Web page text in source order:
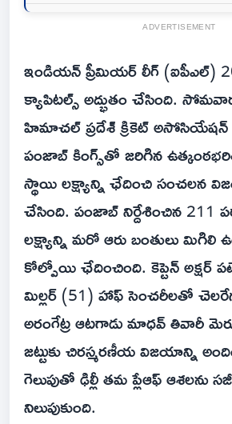
ADVERTISEMENT
ఇండియన్ ప్రీమియర్ లీగ్ (ఐపీఎల్)
క్యాపిటల్స్ అద్భుతం చేసింది.
హిమాచల్ ప్రదేశ్ క్రికెట్
పంజాబ్ కింగ్స్‌తో జరిగిన
స్థాయి లక్ష్యాన్ని ఛేదించి సంచలన
చేసింది. పంజాబ్ నిర్దేశించిన 211
లక్ష్యాన్ని మరో ఆరు బంతులు మిగిలి
కోల్పోయి ఛేదించింది. కెప్టెన్ అక్షర్
మిల్లర్ (51) హాఫ్ సెంచరీలతో
అరంగేట్ర ఆటగాడు మాధవ్ తివారీ
జట్టుకు చిరస్మరణీయ విజయాన్ని
గెలుపుతో ఢిల్లీ తమ ప్లేఆఫ్ ఆశలను
నిలుపుకుంది.